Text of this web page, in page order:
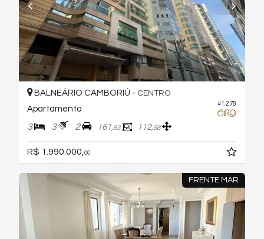
#1.278
BALNEÁRIO CAMBORIÚ - CENTRO
Apartamento
3 3 2 161,83 112,58
R$ 1.990.000, 00
FRENTE MAR